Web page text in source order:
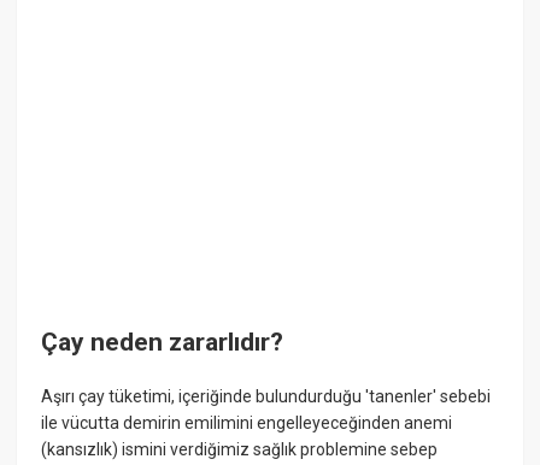
Çay neden zararlıdır?
Aşırı çay tüketimi, içeriğinde bulundurduğu 'tanenler' sebebi
ile vücutta demirin emilimini engelleyeceğinden anemi
(kansızlık) ismini verdiğimiz sağlık problemine sebep